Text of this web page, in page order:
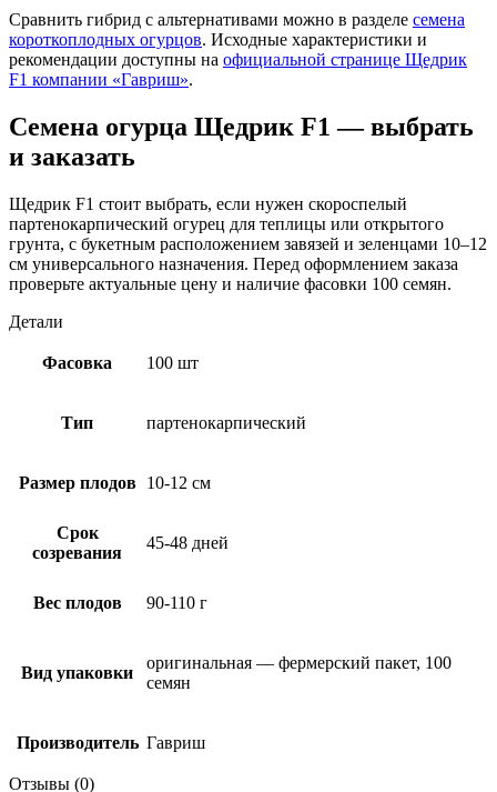
Сравнить гибрид с альтернативами можно в разделе семена
короткоплодных огурцов. Исходные характеристики и
рекомендации доступны на официальной странице Щедрик
F1 компании «Гавриш».
Семена огурца Щедрик F1 — выбрать
и заказать
Щедрик F1 стоит выбрать, если нужен скороспелый
партенокарпический огурец для теплицы или открытого
грунта, с букетным расположением завязей и зеленцами 10–12
см универсального назначения. Перед оформлением заказа
проверьте актуальные цену и наличие фасовки 100 семян.
Детали
Фасовка 100 шт
Тип партенокарпический
Размер плодов 10-12 см
Срок
созревания
45-48 дней
Вес плодов 90-110 г
Вид упаковки
оригинальная — фермерский пакет, 100
семян
Производитель Гавриш
Отзывы (0)